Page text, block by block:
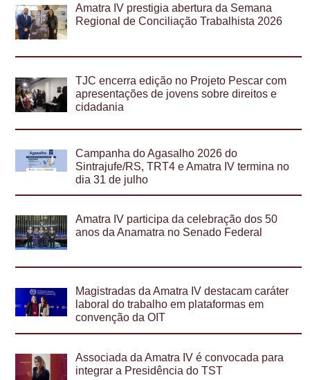
Amatra IV prestigia abertura da Semana
Regional de Conciliação Trabalhista 2026
TJC encerra edição no Projeto Pescar com
apresentações de jovens sobre direitos e
cidadania
Campanha do Agasalho 2026 do
Sintrajufe/RS, TRT4 e Amatra IV termina no
dia 31 de julho
Amatra IV participa da celebração dos 50
anos da Anamatra no Senado Federal
Magistradas da Amatra IV destacam caráter
laboral do trabalho em plataformas em
convenção da OIT
Associada da Amatra IV é convocada para
integrar a Presidência do TST